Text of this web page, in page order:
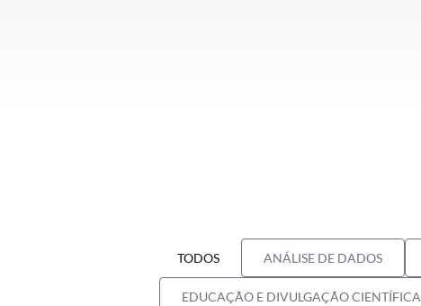
ANÁLISE DE DADOS
EDUCAÇÃO E DIVULGAÇÃO CIENTÍFICA
TODOS